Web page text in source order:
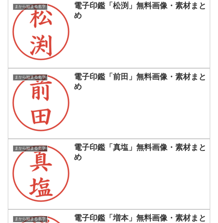
まから始まる名字
電子印鑑「松渕」無料画像・素材まと
め
まから始まる名字
電子印鑑「前田」無料画像・素材まと
め
まから始まる名字
電子印鑑「真塩」無料画像・素材まと
め
まから始まる名字
電子印鑑「増本」無料画像・素材まと